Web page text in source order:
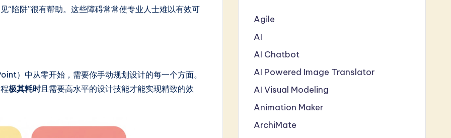
“陷阱”很有帮助。这些障碍常常使专业人士难以有效可
）中从零开始，需要你手动规划设计的每一个方面。
极其耗时且需要高水平的设计技能才能实现精致的效
Agile
AI
AI Chatbot
AI Powered Image Translator
AI Visual Modeling
Animation Maker
ArchiMate